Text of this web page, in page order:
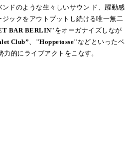
ドのような生々しいサウン ド、躍動感
ックをアウトプットし続ける唯一無二
BAR BERLIN" をオーガナイズしなが
Club”、 "Hoppetosse"などといったベ
的にライブアクトをこなす。